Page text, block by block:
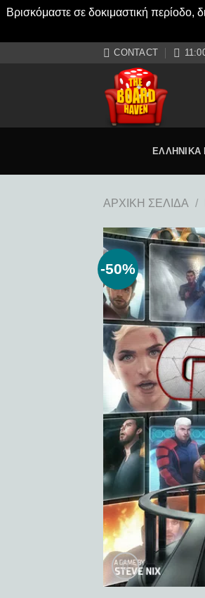
Βρισκόμαστε σε δοκιμαστική περίοδο,
CONTACT
ΕΛΛΗΝΙΚΑ
ΑΡΧΙΚΉ ΣΕΛΊΔΑ /
-50%